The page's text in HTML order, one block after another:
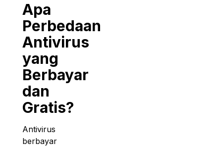
Apa
Perbedaan
Antivirus
yang
Berbayar
dan
Gratis?
Antivirus
berbayar